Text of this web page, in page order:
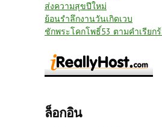
ส่งความสุขปีใหม่
ย้อนรำลึกงานวันเกิดเวบ
ชักพระโคกโพธิ์53 ตามคำเรียกร้
ล็อกอิน